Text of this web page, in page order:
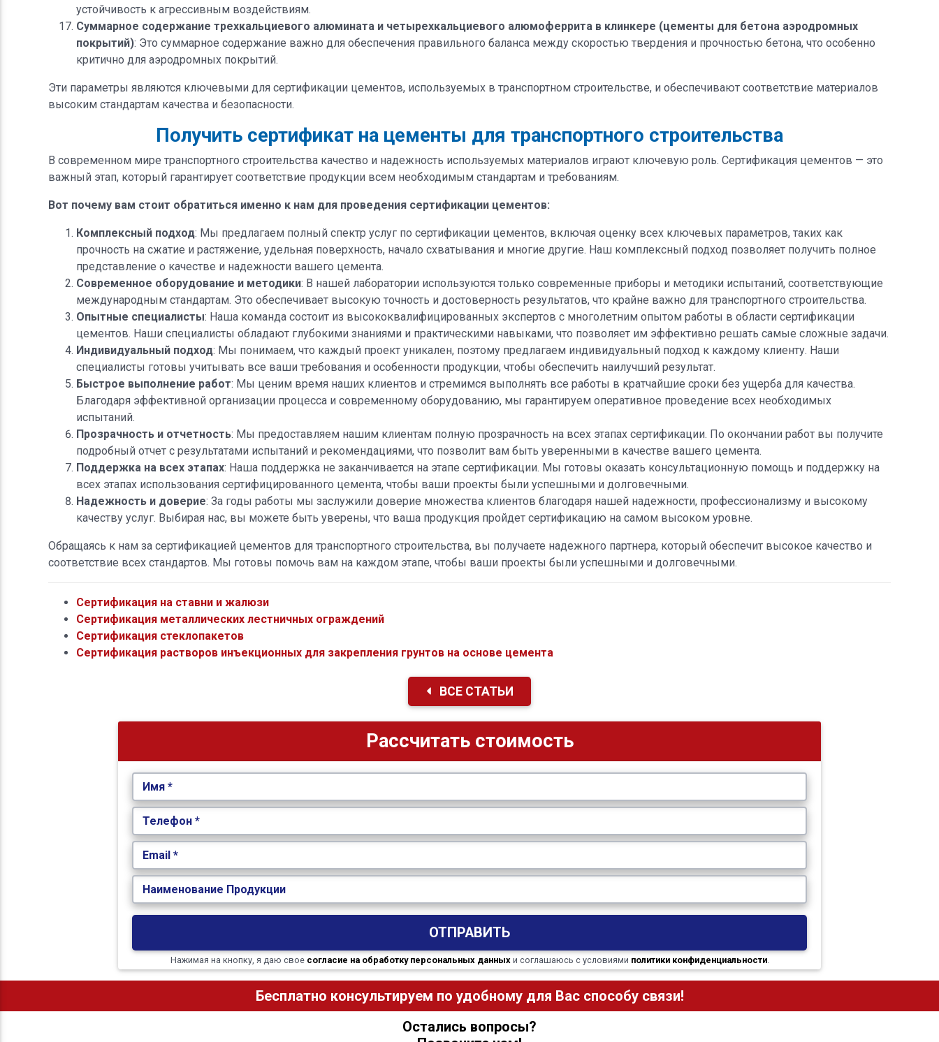
устойчивость к агрессивным воздействиям.
Суммарное содержание трехкальциевого алюмината и четырехкальциевого алюмоферрита в клинкере (цементы для бетона аэродромных
покрытий): Это суммарное содержание важно для обеспечения правильного баланса между скоростью твердения и прочностью бетона, что особенно
критично для аэродромных покрытий.
Эти параметры являются ключевыми для сертификации цементов, используемых в транспортном строительстве, и обеспечивают соответствие материалов
высоким стандартам качества и безопасности.
Получить сертификат на цементы для транспортного строительства
В современном мире транспортного строительства качество и надежность используемых материалов играют ключевую роль. Сертификация цементов — это
важный этап, который гарантирует соответствие продукции всем необходимым стандартам и требованиям.
Вот почему вам стоит обратиться именно к нам для проведения сертификации цементов:
Комплексный подход: Мы предлагаем полный спектр услуг по сертификации цементов, включая оценку всех ключевых параметров, таких как
прочность на сжатие и растяжение, удельная поверхность, начало схватывания и многие другие. Наш комплексный подход позволяет получить полное
представление о качестве и надежности вашего цемента.
Современное оборудование и методики: В нашей лаборатории используются только современные приборы и методики испытаний, соответствующие
международным стандартам. Это обеспечивает высокую точность и достоверность результатов, что крайне важно для транспортного строительства.
Опытные специалисты: Наша команда состоит из высококвалифицированных экспертов с многолетним опытом работы в области сертификации
цементов. Наши специалисты обладают глубокими знаниями и практическими навыками, что позволяет им эффективно решать самые сложные задачи.
Индивидуальный подход: Мы понимаем, что каждый проект уникален, поэтому предлагаем индивидуальный подход к каждому клиенту. Наши
специалисты готовы учитывать все ваши требования и особенности продукции, чтобы обеспечить наилучший результат.
Быстрое выполнение работ: Мы ценим время наших клиентов и стремимся выполнять все работы в кратчайшие сроки без ущерба для качества.
Благодаря эффективной организации процесса и современному оборудованию, мы гарантируем оперативное проведение всех необходимых
испытаний.
Прозрачность и отчетность: Мы предоставляем нашим клиентам полную прозрачность на всех этапах сертификации. По окончании работ вы получите
подробный отчет с результатами испытаний и рекомендациями, что позволит вам быть уверенными в качестве вашего цемента.
Поддержка на всех этапах: Наша поддержка не заканчивается на этапе сертификации. Мы готовы оказать консультационную помощь и поддержку на
всех этапах использования сертифицированного цемента, чтобы ваши проекты были успешными и долговечными.
Надежность и доверие: За годы работы мы заслужили доверие множества клиентов благодаря нашей надежности, профессионализму и высокому
качеству услуг. Выбирая нас, вы можете быть уверены, что ваша продукция пройдет сертификацию на самом высоком уровне.
Обращаясь к нам за сертификацией цементов для транспортного строительства, вы получаете надежного партнера, который обеспечит высокое качество и
соответствие всех стандартов. Мы готовы помочь вам на каждом этапе, чтобы ваши проекты были успешными и долговечными.
Сертификация на ставни и жалюзи
Сертификация металлических лестничных ограждений
Сертификация стеклопакетов
Сертификация растворов инъекционных для закрепления грунтов на основе цемента
ВСЕ СТАТЬИ
Рассчитать стоимость
Имя *
Телефон *
Email *
Наименование Продукции
ОТПРАВИТЬ
Нажимая на кнопку, я даю свое согласие на обработку персональных данныхи соглашаюсь с условиями политики конфиденциальности.
Бесплатно консультируем по удобному для Вас способу связи!
Остались вопросы?